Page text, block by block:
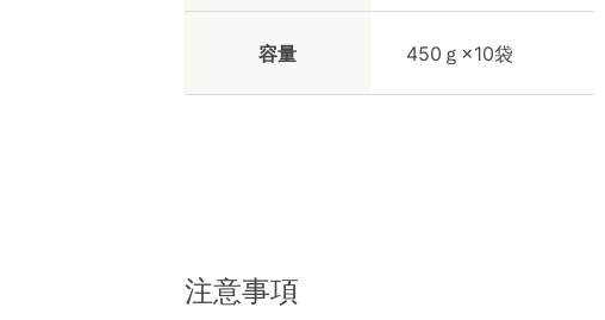
容量 450ｇ×10袋
注意事項